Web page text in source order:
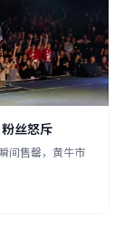
丝怒斥
间售罄，黄牛市